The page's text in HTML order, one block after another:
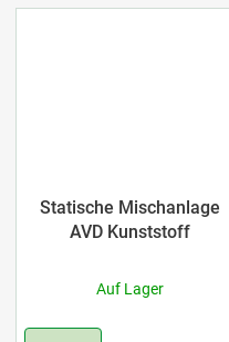
Statische Mischanlage
AVD Kunststoff
Auf Lager